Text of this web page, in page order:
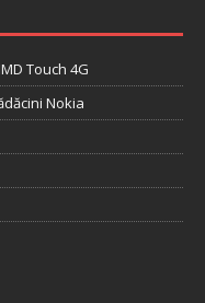
Touch 4G
Nokia